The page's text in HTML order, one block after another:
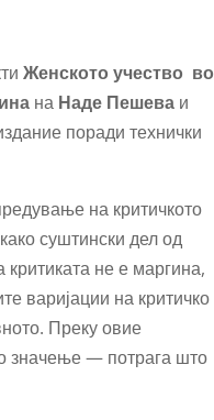
Женското учество во
на Наде Пешева и
поради технички
на критичкото
суштински дел од
критиката не е маргина,
варијации на критичко
Преку овие
значење — потрага што